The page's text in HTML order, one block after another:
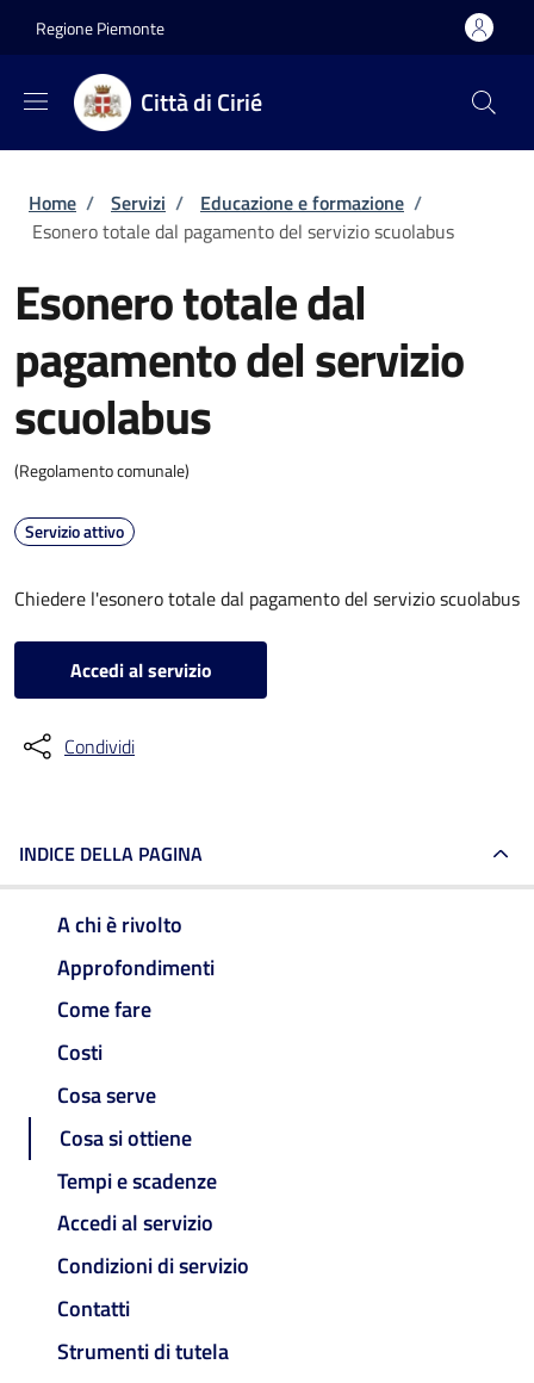
Regione Piemonte
Città di Cirié
Briciole di pane
Home / Servizi / Educazione e formazione /
Esonero totale dal pagamento del servizio scuolabus
Esonero totale dal
pagamento del servizio
scuolabus
(Regolamento comunale)
Servizio attivo
Chiedere l'esonero totale dal pagamento del servizio scuolabus
Accedi al servizio
Condividi
INDICE DELLA PAGINA
A chi è rivolto
Approfondimenti
Come fare
Costi
Cosa serve
Cosa si ottiene
Tempi e scadenze
Accedi al servizio
Condizioni di servizio
Contatti
Strumenti di tutela